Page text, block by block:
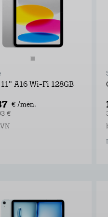
A16 Wi-Fi 128GB
€ /mēn.
€